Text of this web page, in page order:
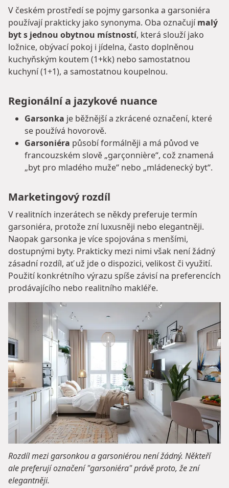
V českém prostředí se pojmy garsonka a garsoniéra
používají prakticky jako synonyma. Oba označujímalý
byt s jednou obytnou místností, která slouží jako
ložnice, obývací pokoj i jídelna, často doplněnou
kuchyňským koutem (1+kk) nebo samostatnou
kuchyní (1+1), a samostatnou koupelnou.
Regionální a jazykové nuance
Garsonka je běžnější a zkrácené označení, které
se používá hovorově.
Garsoniéra působí formálněji a má původ ve
francouzském slově „garçonnière“, což znamená
„byt pro mladého muže“ nebo „mládenecký byt“.
Marketingový rozdíl
V realitních inzerátech se někdy preferuje termín
garsoniéra, protože zní luxusněji nebo elegantněji.
Naopak garsonka je více spojována s menšími,
dostupnými byty. Prakticky mezi nimi však není žádný
zásadní rozdíl, ať už jde o dispozici, velikost či využití.
Použití konkrétního výrazu spíše závisí na preferencích
prodávajícího nebo realitního makléře.
Rozdíl mezi garsonkou a garsoniérou není žádný. Někteří
ale preferují označení "garsoniéra" právě proto, že zní
elegantněji.